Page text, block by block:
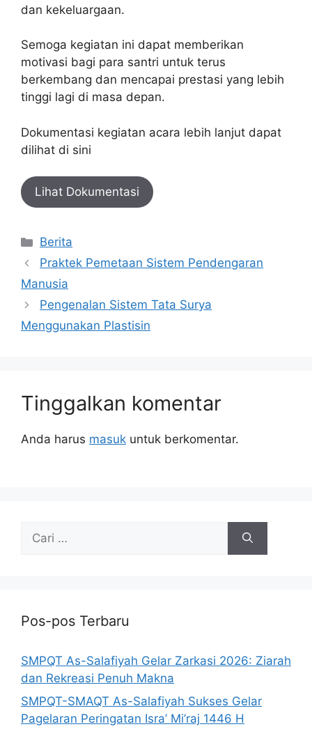
dan kekeluargaan.
Semoga kegiatan ini dapat memberikan
motivasi bagi para santri untuk terus
berkembang dan mencapai prestasi yang lebih
tinggi lagi di masa depan.
Dokumentasi kegiatan acara lebih lanjut dapat
dilihat di sini
Lihat Dokumentasi
Berita
Praktek Pemetaan Sistem Pendengaran
Manusia
Pengenalan Sistem Tata Surya
Menggunakan Plastisin
Tinggalkan komentar
Anda harus masuk untuk berkomentar.
Pos-pos Terbaru
SMPQT As-Salafiyah Gelar Zarkasi 2026: Ziarah
dan Rekreasi Penuh Makna
SMPQT-SMAQT As-Salafiyah Sukses Gelar
Pagelaran Peringatan Isra’ Mi’raj 1446 H